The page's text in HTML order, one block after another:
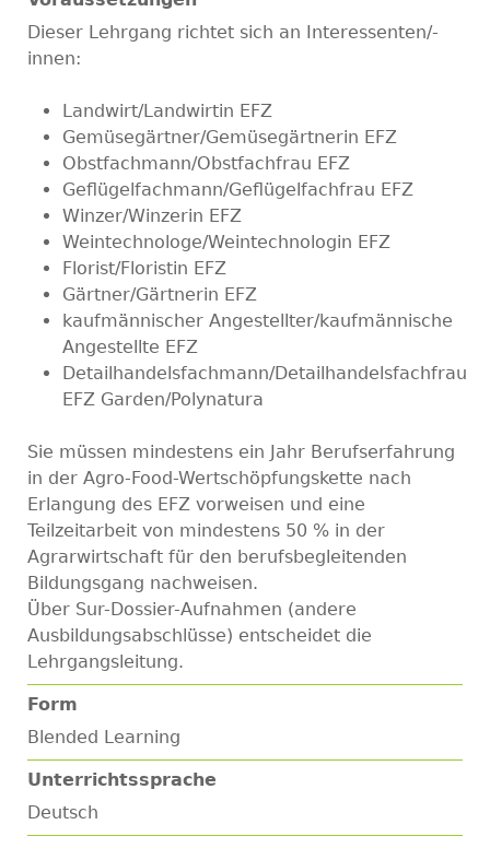
Dieser Lehrgang richtet sich an Interessenten/-
innen:
Landwirt/Landwirtin EFZ
Gemüsegärtner/Gemüsegärtnerin EFZ
Obstfachmann/Obstfachfrau EFZ
Geflügelfachmann/Geflügelfachfrau EFZ
Winzer/Winzerin EFZ
Weintechnologe/Weintechnologin EFZ
Florist/Floristin EFZ
Gärtner/Gärtnerin EFZ
kaufmännischer Angestellter/kaufmännische
Angestellte EFZ
Detailhandelsfachmann/Detailhandelsfachfrau
EFZ Garden/Polynatura
Sie müssen mindestens ein Jahr Berufserfahrung
in der Agro-Food-Wertschöpfungskette nach
Erlangung des EFZ vorweisen und eine
Teilzeitarbeit von mindestens 50 % in der
Agrarwirtschaft für den berufsbegleitenden
Bildungsgang nachweisen.
Über Sur-Dossier-Aufnahmen (andere
Ausbildungsabschlüsse) entscheidet die
Lehrgangsleitung.
Form
Blended Learning
Unterrichtssprache
Deutsch